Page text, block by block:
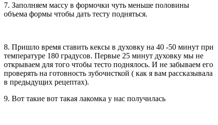
7. Заполняем массу в формочки чуть меньше половины
объема формы чтобы дать тесту подняться.
8. Пришло время ставить кексы в духовку на 40 -50 минут при
температуре 180 градусов. Первые 25 минут духовку мы не
открываем для того чтобы тесто поднялось. И не забываем его
проверять на готовность зубочисткой ( как я вам рассказывала
в предыдущих рецептах).
9. Вот такие вот такая лакомка у нас получилась